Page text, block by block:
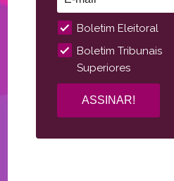
Boletim Eleitoral
Boletim Tribunais
Superiores